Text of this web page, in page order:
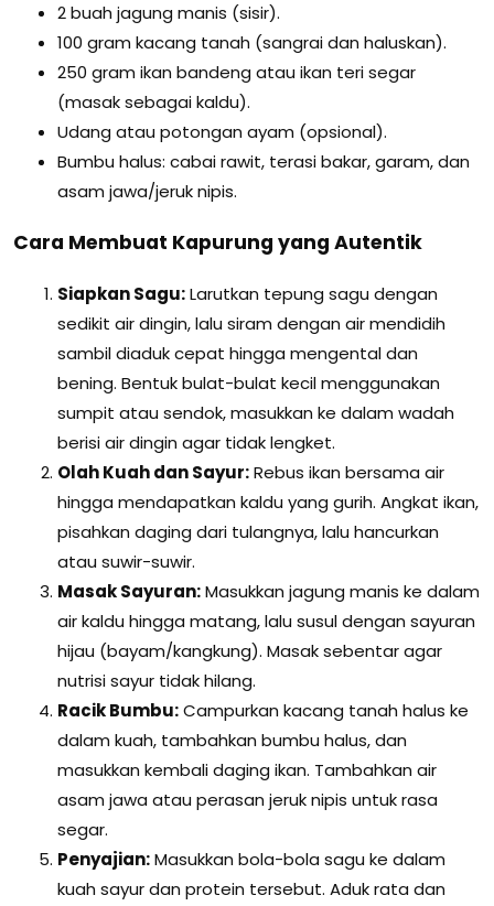
2 buah jagung manis (sisir).
100 gram kacang tanah (sangrai dan haluskan).
250 gram ikan bandeng atau ikan teri segar
(masak sebagai kaldu).
Udang atau potongan ayam (opsional).
Bumbu halus: cabai rawit, terasi bakar, garam, dan
asam jawa/jeruk nipis.
Cara Membuat Kapurung yang Autentik
Siapkan Sagu:Larutkan tepung sagu dengan
sedikit air dingin, lalu siram dengan air mendidih
sambil diaduk cepat hingga mengental dan
bening. Bentuk bulat-bulat kecil menggunakan
sumpit atau sendok, masukkan ke dalam wadah
berisi air dingin agar tidak lengket.
Olah Kuah dan Sayur:Rebus ikan bersama air
hingga mendapatkan kaldu yang gurih. Angkat ikan,
pisahkan daging dari tulangnya, lalu hancurkan
atau suwir-suwir.
Masak Sayuran:Masukkan jagung manis ke dalam
air kaldu hingga matang, lalu susul dengan sayuran
hijau (bayam/kangkung). Masak sebentar agar
nutrisi sayur tidak hilang.
Racik Bumbu:Campurkan kacang tanah halus ke
dalam kuah, tambahkan bumbu halus, dan
masukkan kembali daging ikan. Tambahkan air
asam jawa atau perasan jeruk nipis untuk rasa
segar.
Penyajian:Masukkan bola-bola sagu ke dalam
kuah sayur dan protein tersebut. Aduk rata dan